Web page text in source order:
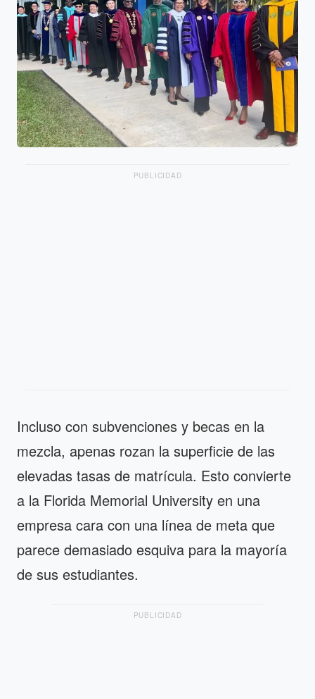
PUBLICIDAD
Incluso con subvenciones y becas en la
mezcla, apenas rozan la superficie de las
elevadas tasas de matrícula. Esto convierte
a la Florida Memorial University en una
empresa cara con una línea de meta que
parece demasiado esquiva para la mayoría
de sus estudiantes.
PUBLICIDAD